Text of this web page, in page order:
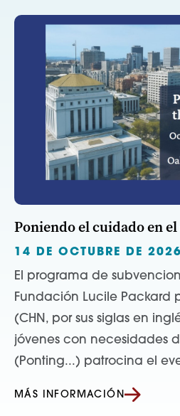
Poniendo el cuidado en
14 DE OCTUBRE DE 2026
El programa de
Fundación Lucile Packard
(CHN, por sus siglas en
jóvenes con necesidades
(Ponting...) patrocina el
MÁS INFORMACIÓN